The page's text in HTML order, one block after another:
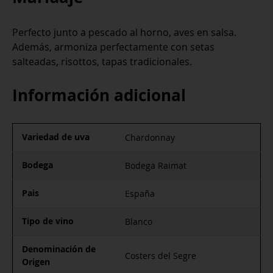
Perfecto junto a pescado al horno, aves en salsa.
Además, armoniza perfectamente con setas
salteadas, risottos, tapas tradicionales.
Información adicional
Variedad de uva Chardonnay
Bodega Bodega Raimat
Pais España
Tipo de vino Blanco
Denominación de
Origen
Costers del Segre